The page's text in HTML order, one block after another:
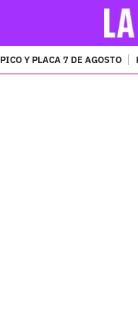
PICO Y PLACA 7 DE AGOSTO